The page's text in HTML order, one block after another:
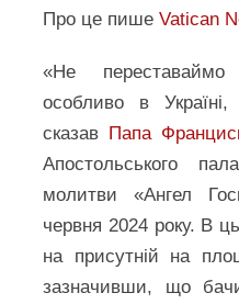
Про це пишеVatican
«Не
особливо в Україні,
сказав Папа
Апостольського
молитви «Ангел
червня 2024 року. В
на присутній на
зазначивши, що